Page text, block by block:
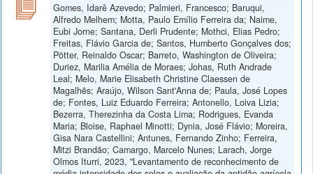
Gomes, Idarê Azevedo; Palmieri, Francesco; Baruqui,
Alfredo Melhem; Motta, Paulo Emílio Ferreira da; Naime,
Eubi Jorne; Santana, Derli Prudente; Mothci, Elias Pedro;
Freitas, Flávio Garcia de; Santos, Humberto Gonçalves dos;
Pötter, Reinaldo Oscar; Barreto, Washington de Oliveira;
Duriez, Marilia Amélia de Moraes; Johas, Ruth Andrade
Leal; Melo, Marie Elisabeth Christine Claessen de
Magalhẽs; Araújo, Wilson Sant'Anna de; Paula, José Lopes
de; Fontes, Luiz Eduardo Ferreira; Antonello, Loiva Lizia;
Bezerra, Therezinha da Costa Lima; Rodrigues, Evanda
Maria; Bloise, Raphael Minotti; Dynia, José Flávio; Moreira,
Gisa Nara Castellini; Antunes, Fernando Zinho; Ferreira,
Mitzi Brandão; Camargo, Marcelo Nunes; Larach, Jorge
Olmos Iturri, 2023, "Levantamento de reconhecimento de